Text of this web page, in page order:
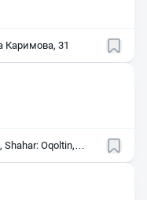
Каримова, 31
Shahar: Oqoltin,